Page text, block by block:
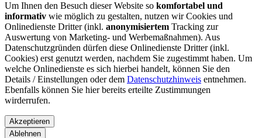
Um Ihnen den Besuch dieser Website so komfortabel und
informativ wie möglich zu gestalten, nutzen wir Cookies und
Onlinedienste Dritter (inkl. anonymisiertem Tracking zur
Auswertung von Marketing- und Werbemaßnahmen). Aus
Datenschutzgründen dürfen diese Onlinedienste Dritter (inkl.
Cookies) erst genutzt werden, nachdem Sie zugestimmt haben. Um
welche Onlinedienste es sich hierbei handelt, können Sie den
Details / Einstellungen oder dem Datenschutzhinweis entnehmen.
Ebenfalls können Sie hier bereits erteilte Zustimmungen
wirderrufen.